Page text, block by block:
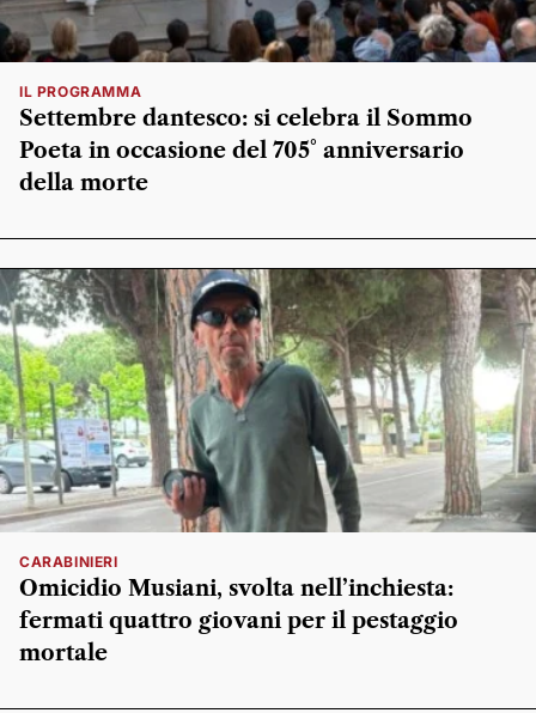
IL PROGRAMMA
Settembre dantesco: si celebra il Sommo
Poeta in occasione del 705° anniversario
della morte
CARABINIERI
Omicidio Musiani, svolta nell’inchiesta:
fermati quattro giovani per il pestaggio
mortale